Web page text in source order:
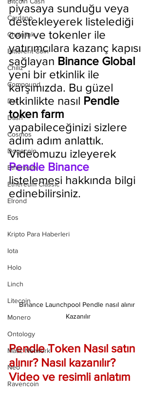
Cardano
Chainlink
Bittorent Coin
Chiliz
Compound
Dai
Dash
Cosmos
Dogecoin
Ethereum
Ethereum Classic
Elrond
Eos
Kripto Para Haberleri
Iota
Holo
Linch
Litecoin
Monero
Ontology
Matic Network
Neo
Ravencoin
piyasaya sunduğu veya
destekleyerek listelediği
coin ve tokenler ile
yatırımcılara kazanç kapısı
sağlayan Binance Global
yeni bir etkinlik ile
karşımızda. Bu güzel
etkinlikte nasıl Pendle
token farm
yapabileceğinizi sizlere
adım adım anlattık.
Videomuzu izleyerek
Pendle Binance
listelemesi hakkında bilgi
edinebilirsiniz.
Binance Launchpool Pendle nasıl alınır
Kazanılır
Pendle Token Nasıl satın
alınır? Nasıl kazanılır?
Video ve resimli anlatım